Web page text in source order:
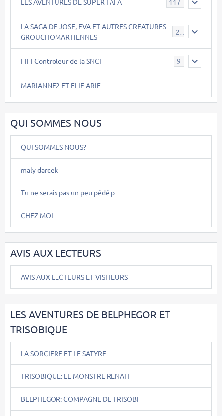
LES AVENTURES DE SUPER FAFA 117
LA SAGA DE JOSE, EVA ET AUTRES CREATURES
GROUCHOMARTIENNES
26
FIFI Controleur de la SNCF 9
MARIANNE2 ET ELIE ARIE
QUI SOMMES NOUS
QUI SOMMES NOUS?
maly darcek
Tu ne serais pas un peu pédé p
CHEZ MOI
AVIS AUX LECTEURS
AVIS AUX LECTEURS ET VISITEURS
LES AVENTURES DE BELPHEGOR ET
TRISOBIQUE
LA SORCIERE ET LE SATYRE
TRISOBIQUE: LE MONSTRE RENAIT
BELPHEGOR: COMPAGNE DE TRISOBI